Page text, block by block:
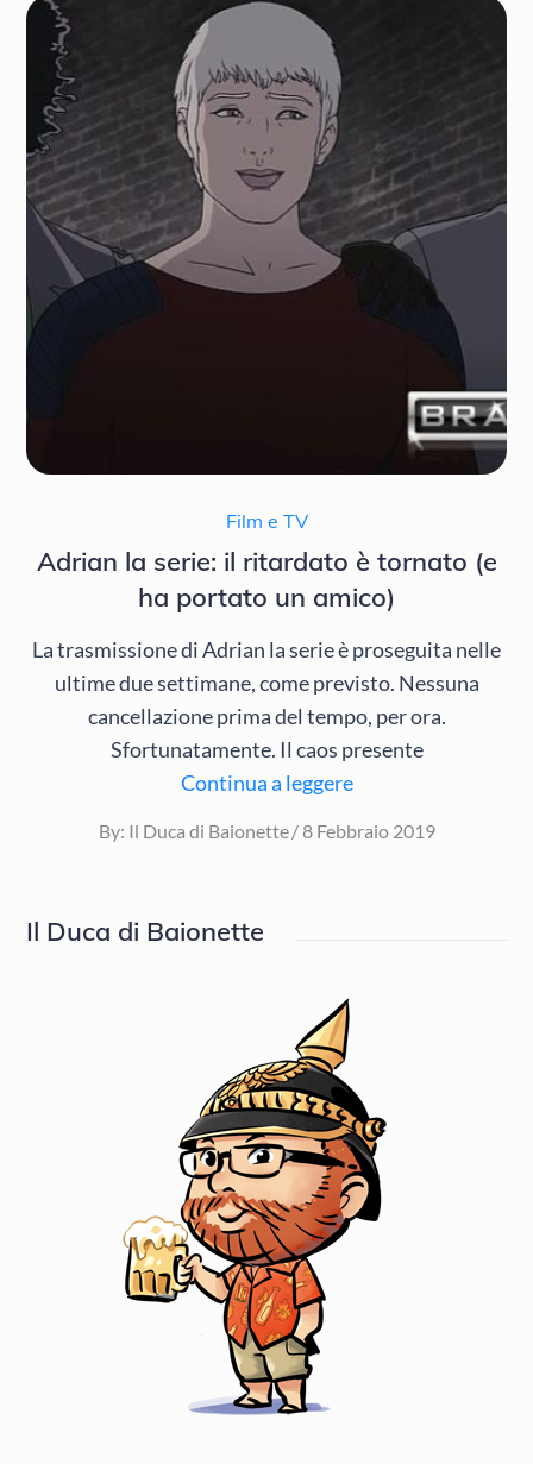
Film e TV
Adrian la serie: il ritardato è tornato (e
ha portato un amico)
La trasmissione di Adrian la serie è proseguita nelle
ultime due settimane, come previsto. Nessuna
cancellazione prima del tempo, per ora.
Sfortunatamente. Il caos presente
Continua a leggere
By: Il Duca di Baionette
Posted
8 Febbraio 2019
Il Duca di Baionette